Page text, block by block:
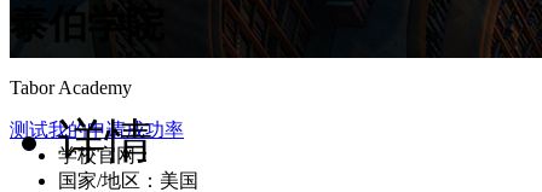
泰伯学院
Tabor Academy
测试我的申请成功率
学校官网：
国家/地区：美国
详情